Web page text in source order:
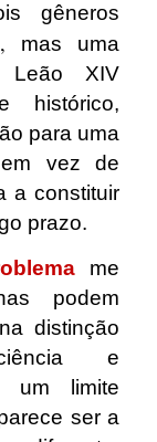
gêneros
, mas uma
Leão XIV
histórico,
para uma
vez de
a constituir
prazo.
me
podem
distinção
e
um limite
ser a